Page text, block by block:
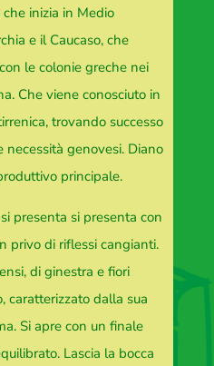
inizia in Medio
e il Caucaso, che
le colonie greche nei
Che viene conosciuto in
trovando successo
necessità genovesi. Diano
principale.
presenta si presenta con
privo di riflessi cangianti.
di ginestra e fiori
caratterizzato dalla sua
Si apre con un finale
Lascia la bocca